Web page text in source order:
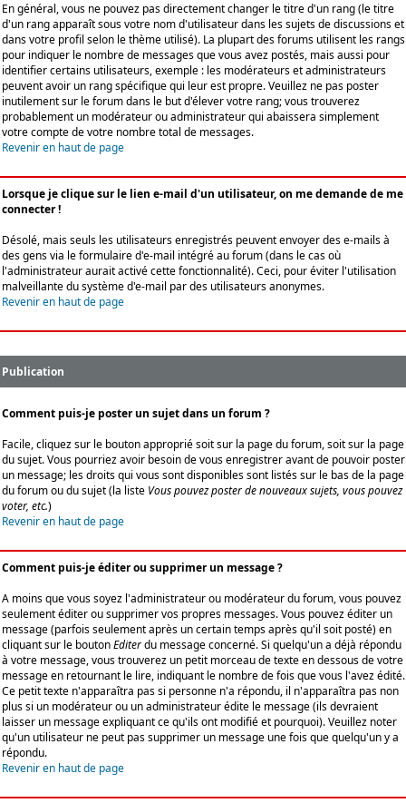
En général, vous ne pouvez pas directement changer le titre d'un rang (le titre
d'un rang apparaît sous votre nom d'utilisateur dans les sujets de discussions et
dans votre profil selon le thème utilisé). La plupart des forums utilisent les rangs
pour indiquer le nombre de messages que vous avez postés, mais aussi pour
identifier certains utilisateurs, exemple : les modérateurs et administrateurs
peuvent avoir un rang spécifique qui leur est propre. Veuillez ne pas poster
inutilement sur le forum dans le but d'élever votre rang; vous trouverez
probablement un modérateur ou administrateur qui abaissera simplement
votre compte de votre nombre total de messages.
Revenir en haut de page
Lorsque je clique sur le lien e-mail d'un utilisateur, on me demande de me
connecter !
Désolé, mais seuls les utilisateurs enregistrés peuvent envoyer des e-mails à
des gens via le formulaire d'e-mail intégré au forum (dans le cas où
l'administrateur aurait activé cette fonctionnalité). Ceci, pour éviter l'utilisation
malveillante du système d'e-mail par des utilisateurs anonymes.
Revenir en haut de page
Publication
Comment puis-je poster un sujet dans un forum ?
Facile, cliquez sur le bouton approprié soit sur la page du forum, soit sur la page
du sujet. Vous pourriez avoir besoin de vous enregistrer avant de pouvoir poster
un message; les droits qui vous sont disponibles sont listés sur le bas de la page
du forum ou du sujet (la liste Vous pouvez poster de nouveaux sujets, vous pouvez
voter, etc.)
Revenir en haut de page
Comment puis-je éditer ou supprimer un message ?
A moins que vous soyez l'administrateur ou modérateur du forum, vous pouvez
seulement éditer ou supprimer vos propres messages. Vous pouvez éditer un
message (parfois seulement après un certain temps après qu'il soit posté) en
cliquant sur le boutonEditerdu message concerné. Si quelqu'un a déjà répondu
à votre message, vous trouverez un petit morceau de texte en dessous de votre
message en retournant le lire, indiquant le nombre de fois que vous l'avez édité.
Ce petit texte n'apparaîtra pas si personne n'a répondu, il n'apparaîtra pas non
plus si un modérateur ou un administrateur édite le message (ils devraient
laisser un message expliquant ce qu'ils ont modifié et pourquoi). Veuillez noter
qu'un utilisateur ne peut pas supprimer un message une fois que quelqu'un y a
répondu.
Revenir en haut de page